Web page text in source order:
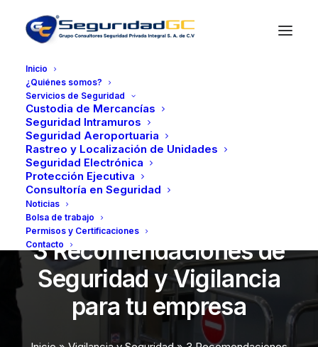
Inicio
¿Quiénes somos?
Servicios de Seguridad
Custodia de Mercancías
Seguridad Intramuros
Seguridad Aeroportuaria
Rastreo y Localización de Unidades
Seguridad Electrónica
Protección Ejecutiva
Consultoría en Seguridad
Noticias
Bolsa de trabajo
Permisos y Certificaciones
Contacto
agosto 24, 2023
3 Recomendaciones de
Seguridad y Vigilancia
para tu empresa